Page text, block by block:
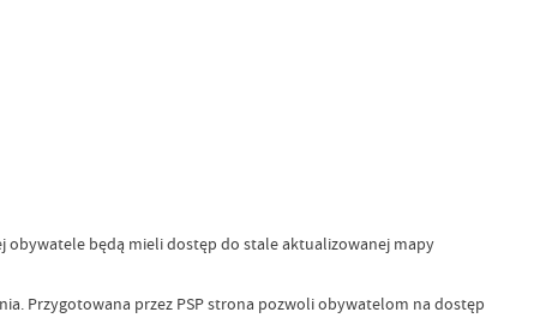
obywatele będą mieli dostęp do stale aktualizowanej mapy
Przygotowana przez PSP strona pozwoli obywatelom na dostęp